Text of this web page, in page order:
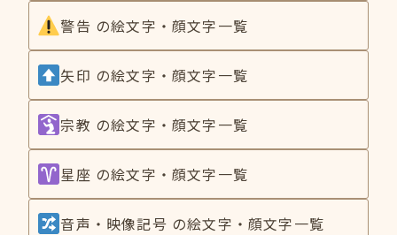
警告 の絵文字・顔文字一覧
矢印 の絵文字・顔文字一覧
宗教 の絵文字・顔文字一覧
星座 の絵文字・顔文字一覧
音声・映像記号 の絵文字・顔文字一覧